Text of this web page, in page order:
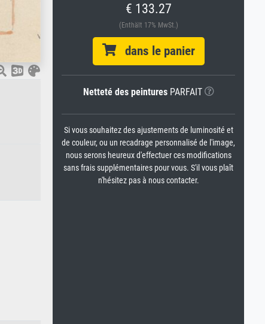
€ 133.27
(Enthält 17% MwSt.)
dans le panier
Netteté des peinturesPARFAIT
Si vous souhaitez des ajustements de luminosité et
de couleur, ou un recadrage personnalisé de l'image,
nous serons heureux d'effectuer ces modifications
sans frais supplémentaires pour vous. S'il vous plaît
n'hésitez pas à nous contacter.